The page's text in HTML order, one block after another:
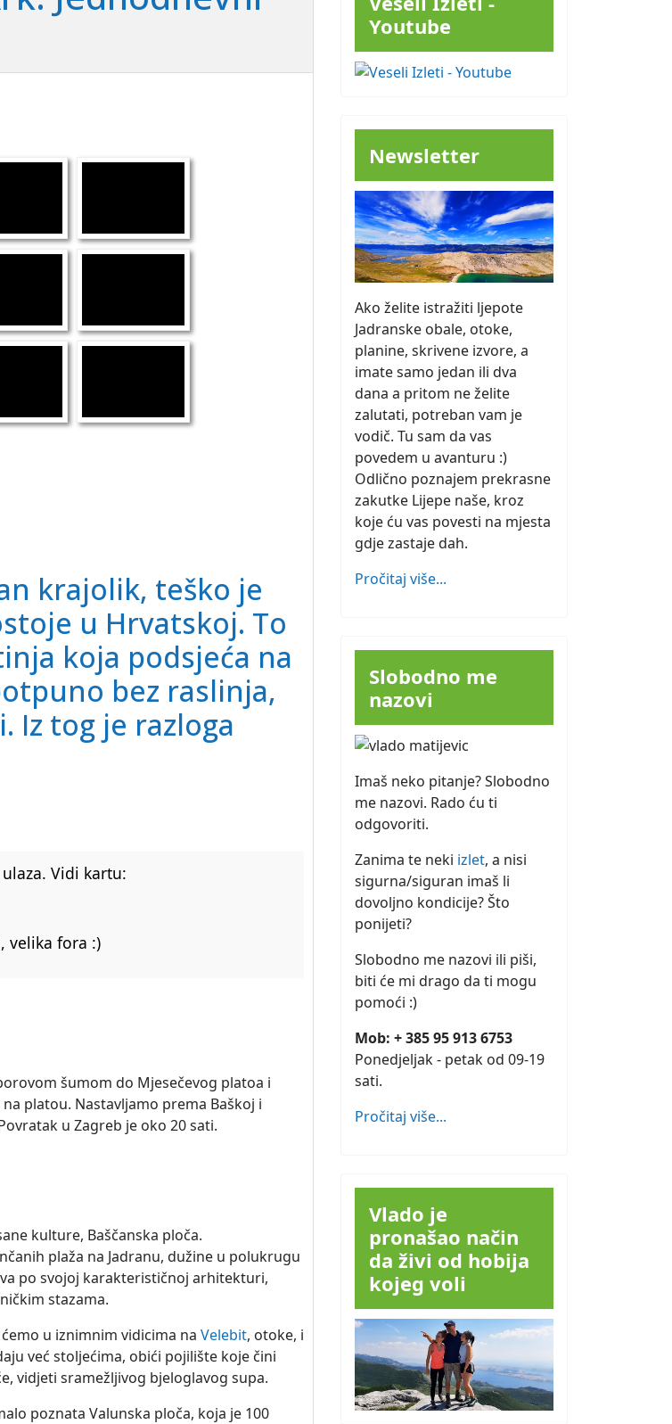
krajolik, teško je
u Hrvatskoj. To
koja podsjeća na
bez raslinja,
Iz tog je razloga
Vidi kartu:
velika fora :)
šumom do Mjesečevog platoa i
platou. Nastavljamo prema Baškoj i
u Zagreb je oko 20 sati.
kulture, Baščanska ploča.
plaža na Jadranu, dužine u polukrugu
po svojoj karakterističnoj arhitekturi,
stazama.
u iznimnim vidicima na Velebit, otoke, i
već stoljećima, obići pojilište koje čini
vidjeti sramežljivog bjeloglavog supa.
poznata Valunska ploča, koja je 100
Youtube
Newsletter
Ako želite istražiti ljepote
Jadranske obale, otoke,
planine, skrivene izvore, a
imate samo jedan ili dva
dana a pritom ne želite
zalutati, potreban vam je
vodič. Tu sam da vas
povedem u avanturu :)
Odlično poznajem prekrasne
zakutke Lijepe naše, kroz
koje ću vas povesti na mjesta
gdje zastaje dah.
Pročitaj više...
Slobodno me
nazovi
Imaš neko pitanje? Slobodno
me nazovi. Rado ću ti
odgovoriti.
Zanima te neki izlet, a nisi
sigurna/siguran imaš li
dovoljno kondicije? Što
ponijeti?
Slobodno me nazovi ili piši,
biti će mi drago da ti mogu
pomoći :)
Mob: + 385 95 913 6753
Ponedjeljak - petak od 09-19
sati.
Pročitaj više...
Vlado je
pronašao način
da živi od hobija
kojeg voli